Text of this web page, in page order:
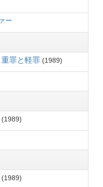
ー
罪と軽罪 1989
1989
1989